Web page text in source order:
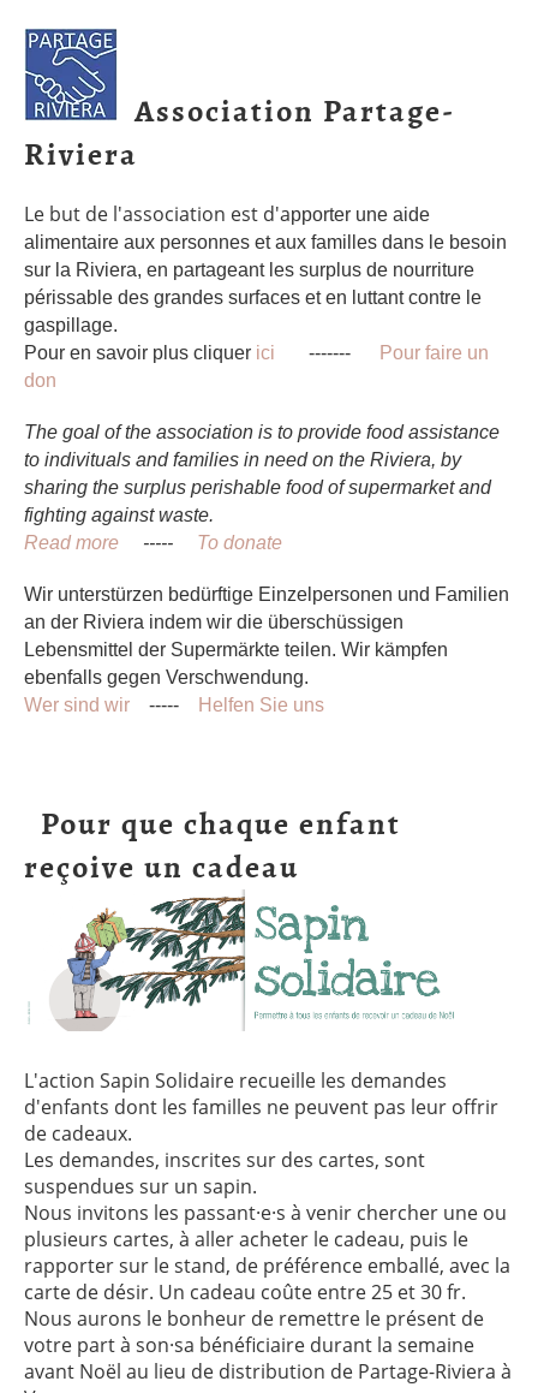
Association Partage-
Riviera
Le but de l'association est d'apporter une aide
alimentaire aux personnes et aux familles dans le besoin
sur la Riviera, en partageant les surplus de nourriture
périssable des grandes surfaces et en luttant contre le
gaspillage.
Pour en savoir plus cliquer ici -------
Pour faire un
don
The goal of the association is to provide food assistance
to indivituals and families in need on the Riviera, by
sharing the surplus perishable food of supermarket and
fighting against waste.
Read more ----- To donate
Wir unterstürzen bedürftige Einzelpersonen und Familien
an der Riviera indem wir die überschüssigen
Lebensmittel der Supermärkte teilen. Wir kämpfen
ebenfalls gegen Verschwendung.
Wer sind wir ----- Helfen Sie uns
Pour que chaque enfant
reçoive un cadeau
L'action Sapin Solidaire recueille les demandes
d'enfants dont les familles ne peuvent pas leur offrir
de cadeaux.
Les demandes, inscrites sur des cartes, sont
suspendues sur un sapin.
Nous invitons les passant·e·s à venir chercher une ou
plusieurs cartes, à aller acheter le cadeau, puis le
rapporter sur le stand, de préférence emballé, avec la
carte de désir. Un cadeau coûte entre 25 et 30 fr.
Nous aurons le bonheur de remettre le présent de
votre part à son·sa bénéficiaire durant la semaine
avant Noël au lieu de distribution de Partage-Riviera à